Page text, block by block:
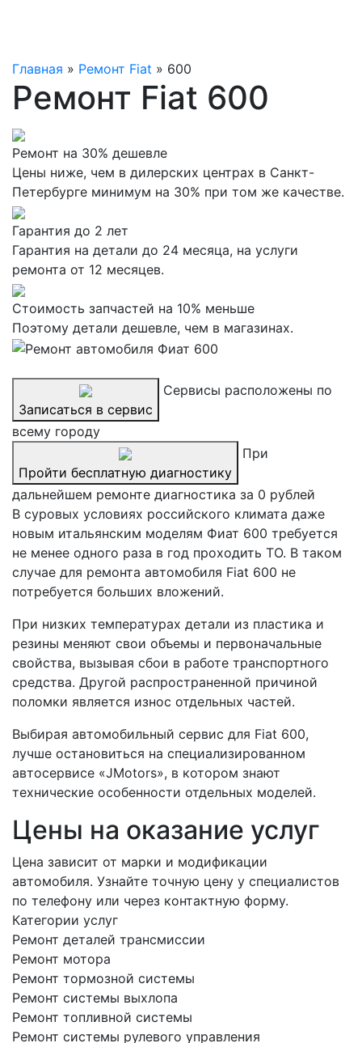
Главная » Ремонт Fiat » 600
Ремонт Fiat 600
Ремонт на 30% дешевле
Цены ниже, чем в дилерских центрах в Санкт-
Петербурге минимум на 30% при том же качестве.
Гарантия до 2 лет
Гарантия на детали до 24 месяца, на услуги
ремонта от 12 месяцев.
Стоимость запчастей на 10% меньше
Поэтому детали дешевле, чем в магазинах.
Записаться в сервис
Сервисы расположены по
всему городу
Пройти бесплатную диагностику
При
дальнейшем ремонте диагностика за 0 рублей
В суровых условиях российского климата даже
новым итальянским моделям Фиат 600 требуется
не менее одного раза в год проходить ТО. В таком
случае для ремонта автомобиля Fiat 600 не
потребуется больших вложений.
При низких температурах детали из пластика и
резины меняют свои объемы и первоначальные
свойства, вызывая сбои в работе транспортного
средства. Другой распространенной причиной
поломки является износ отдельных частей.
Выбирая автомобильный сервис для Fiat 600,
лучше остановиться на специализированном
автосервисе «JMotors», в котором знают
технические особенности отдельных моделей.
Цены на оказание услуг
Цена зависит от марки и модификации
автомобиля. Узнайте точную цену у специалистов
по телефону или через контактную форму.
Категории услуг
Ремонт деталей трансмиссии
Ремонт мотора
Ремонт тормозной системы
Ремонт системы выхлопа
Ремонт топливной системы
Ремонт системы рулевого управления